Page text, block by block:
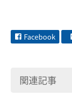
Facebook
関連記事